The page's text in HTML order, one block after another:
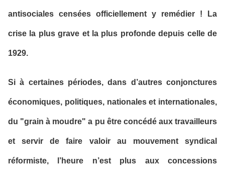
antisociales censées officiellement y remédier ! La
crise la plus grave et la plus profonde depuis celle de
1929.
Si à certaines périodes, dans d’autres conjonctures
économiques, politiques, nationales et internationales,
du "grain à moudre" a pu être concédé aux travailleurs
et servir de faire valoir au mouvement syndical
réformiste, l’heure n’est plus aux concessions